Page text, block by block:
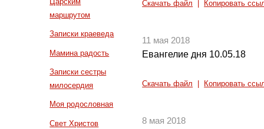
маршрутом
Записки краеведа
Мамина радость
Записки сестры
милосердия
Моя родословная
Свет Христов
Скачать файл Копировать
11 мая 2018
Евангелие дня 10.05.18
Скачать файл Копировать
8 мая 2018